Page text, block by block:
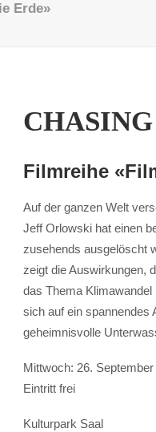
Erde»
Filmreihe
Auf der ganzen Welt
Jeff Orlowski hat einen
zusehends ausgelöscht
zeigt die Auswirkungen,
das Thema
sich auf ein spannendes
geheimnisvolle
Mittwoch: 26.
Eintritt frei
Kulturpark Saal